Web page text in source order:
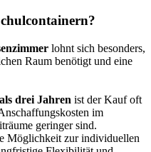
lohnt sich besonders,
Raum benötigt und eine
drei Jahren ist der Kauf oft
im
geringer sind.
Möglichkeit zur individuellen